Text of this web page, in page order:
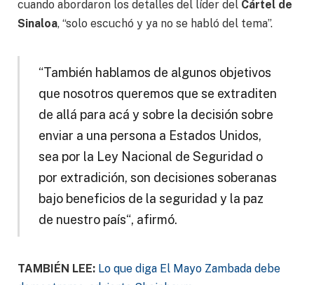
cuando abordaron los detalles del líder del Cártel de
Sinaloa, “solo escuchó y ya no se habló del tema”.
“También hablamos de algunos objetivos
que nosotros queremos que se extraditen
de allá para acá y sobre la decisión sobre
enviar a una persona a Estados Unidos,
sea por la Ley Nacional de Seguridad o
por extradición, son decisiones soberanas
bajo beneficios de la seguridad y la paz
de nuestro país“, afirmó.
TAMBIÉN LEE: Lo que diga El Mayo Zambada debe